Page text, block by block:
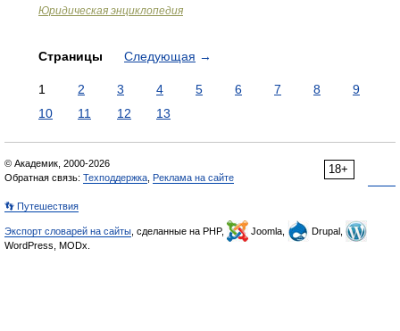
Юридическая энциклопедия
Страницы Следующая →
1 2 3 4 5 6 7 8
9
10
11 12 13
18+
© Академик, 2000-2026
Обратная связь: Техподдержка Реклама на сайте
👣 Путешествия
Экспорт словарей на сайты , сделанные на PHP, Joomla,
Drupal,
WordPress, MODx.